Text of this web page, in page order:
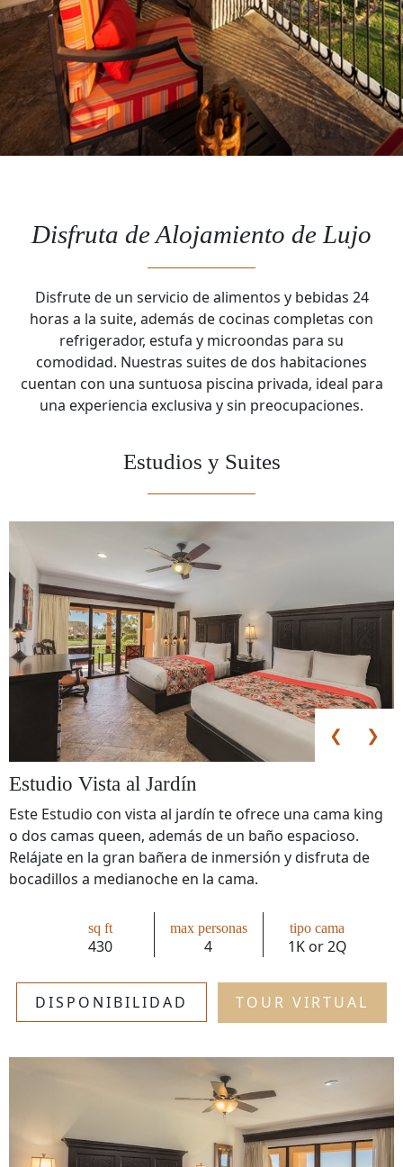
Disfruta de Alojamiento de Lujo
Disfrute de un servicio de alimentos y bebidas 24
horas a la suite, además de cocinas completas con
refrigerador, estufa y microondas para su
comodidad. Nuestras suites de dos habitaciones
cuentan con una suntuosa piscina privada, ideal para
una experiencia exclusiva y sin preocupaciones.
Estudios y Suites
❮ ❯
Estudio Vista al Jardín
Este Estudio con vista al jardín te ofrece una cama king
o dos camas queen, además de un baño espacioso.
Relájate en la gran bañera de inmersión y disfruta de
bocadillos a medianoche en la cama.
sq ft
430
max personas
4
tipo cama
1K or 2Q
DISPONIBILIDAD TOUR VIRTUAL